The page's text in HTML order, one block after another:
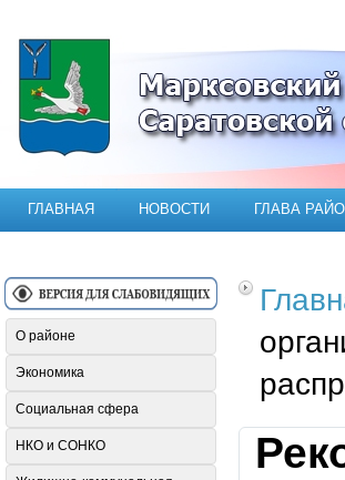
Официальный сайт
ГЛАВНАЯ НОВОСТИ ГЛАВА
О районе
Экономика
Социальная сфера
НКО и СОНКО